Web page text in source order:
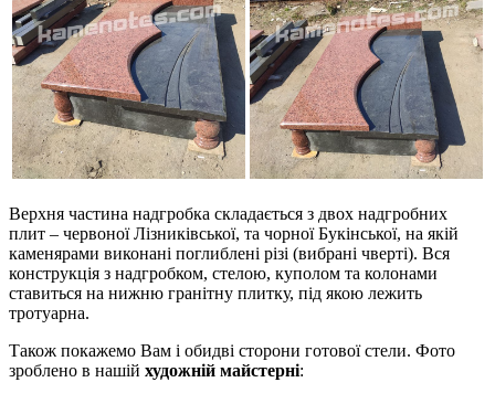
Верхня частина надгробка складається з двох надгробних
плит – червоної Лізниківської, та чорної Букінської, на якій
каменярами виконані поглиблені різі (вибрані чверті). Вся
конструкція з надгробком, стелою, куполом та колонами
ставиться на нижню гранітну плитку, під якою лежить
тротуарна.
Також покажемо Вам і обидві сторони готової стели. Фото
зроблено в нашій художній майстерні: